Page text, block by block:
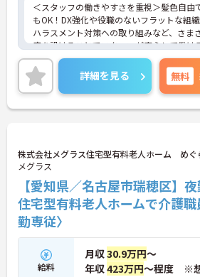
＜スタッフの働きやすさを重視＞髪色自由
もOK！DX強化や役職のないフラットな組織
ハラスメント対策への取り組みなど、さま
度を設けることでスタッフが安心して働け
くりに取り組まれています。
＜ライフスタイルに合わせた勤務形態＞夜
シフト常勤、日勤専従、夜勤専従といった
な働き方が設定されている法人です。
＜チームで連携しながらのお仕事＞一人ひ
野は互いで補い合うなど、チームとしてし
連携を取りながら日々の業務に努められて
ご興味のある方には、面接対策ポイント等
詳細をお話ししますのでお気軽にご相談く
詳細を見る 無料
株式会社メグラス住宅型有料老人ホーム めぐ
メグラス
【愛知県／名古屋市瑞穂区】
住宅型有料老人ホームで介護
勤専従〉
給料
月収30.9万円～
年収423万円～程度 ※